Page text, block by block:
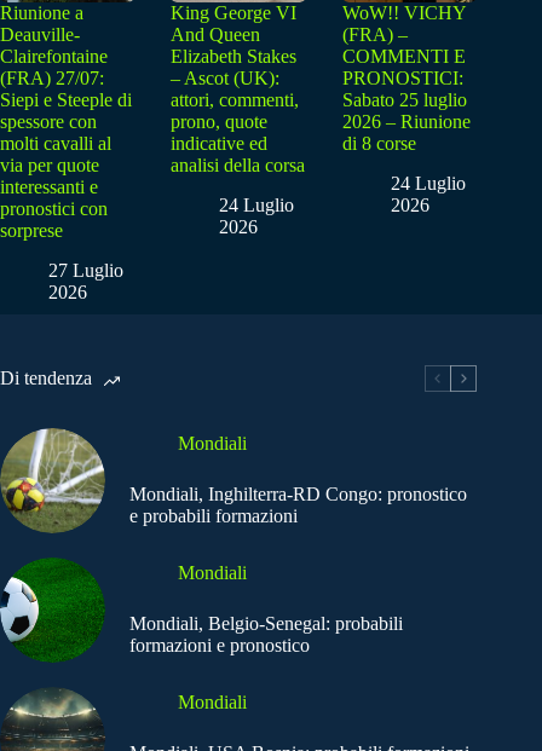
Riunione a
Deauville-
Clairefontaine
(FRA) 27/07:
Siepi e Steeple di
spessore con
molti cavalli al
via per quote
interessanti e
pronostici con
sorprese
27 Luglio
2026
King George VI
And Queen
Elizabeth Stakes
– Ascot (UK):
attori, commenti,
prono, quote
indicative ed
analisi della corsa
24 Luglio
2026
WoW!! VICHY
(FRA) –
COMMENTI E
PRONOSTICI:
Sabato 25 luglio
2026 – Riunione
di 8 corse
24 Luglio
2026
Di tendenza
Mondiali
Mondiali, Inghilterra-RD Congo: pronostico
e probabili formazioni
Mondiali
Mondiali, Belgio-Senegal: probabili
formazioni e pronostico
Mondiali